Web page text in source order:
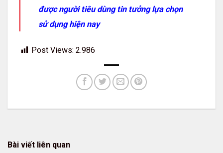
được người tiêu dùng tin tưởng lựa chọn
sử dụng hiện nay
Post Views: 2.986
Bài viết liên quan